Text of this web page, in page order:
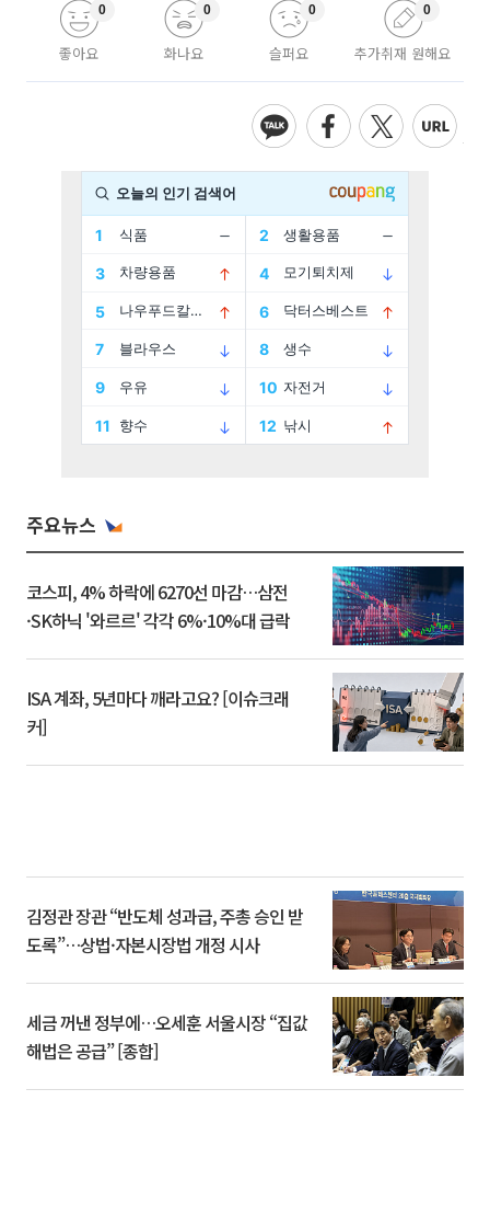
좋아요
0
화나요
0
슬퍼요
0
추가취재 원해요
0
주요뉴스
코스피, 4% 하락에 6270선 마감…삼전
·SK하닉 '와르르' 각각 6%·10%대 급락
ISA 계좌, 5년마다 깨라고요? [이슈크래
커]
김정관 장관 “반도체 성과급, 주총 승인 받
도록”…상법·자본시장법 개정 시사
세금 꺼낸 정부에…오세훈 서울시장 “집값
해법은 공급” [종합]